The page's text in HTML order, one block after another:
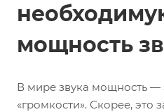
мощность
В мире звука мощность —
«громкости». Скорее, это